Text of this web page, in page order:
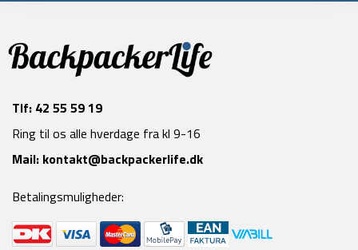
Tlf: 42 55 59 19
Ring til os alle hverdage fra kl 9-16
Mail: kontakt@backpackerlife.dk
Betalingsmuligheder: